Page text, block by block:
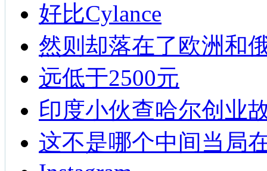
好比Cylance
然则却落在了欧洲和
远低于2500元
印度小伙查哈尔创业
这不是哪个中间当局